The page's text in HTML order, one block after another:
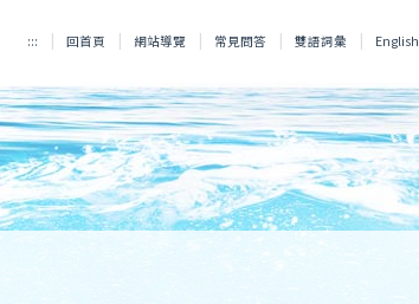
::: 回首頁 網站導覽 常見問答 雙語詞彙 English